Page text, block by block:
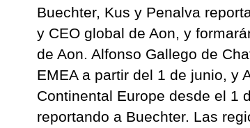
Buechter, Kus y Penalva
y CEO global de Aon, y
de Aon. Alfonso Gallego de
EMEA a partir del 1 de junio, y
Continental Europe desde el 1
reportando a Buechter. Las